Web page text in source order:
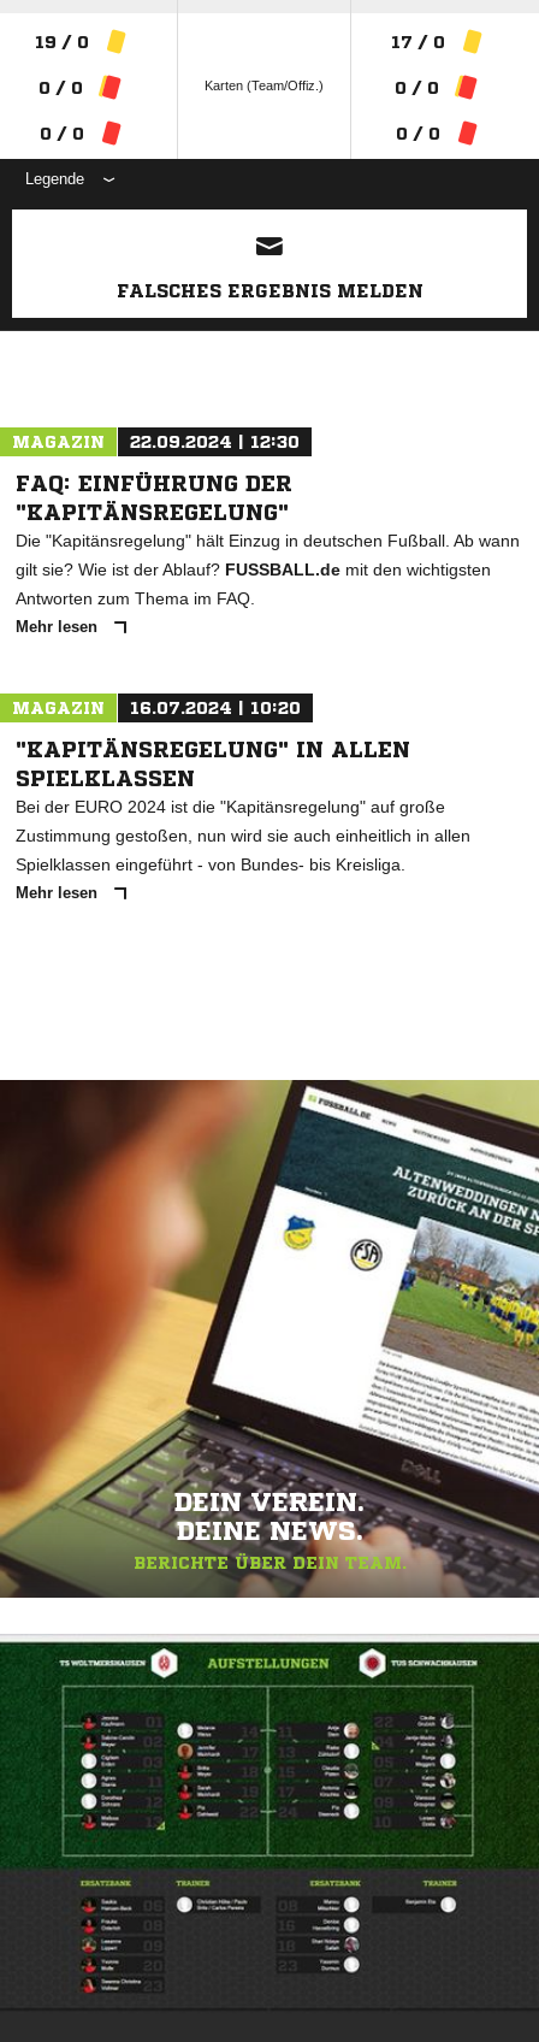
19 / 0
0 / 0
0 / 0
Karten (Team/Offiz.)
17 / 0
0 / 0
0 / 0
Legende
ANZEIGE
FALSCHES ERGEBNIS MELDEN
MAGAZIN 22.09.2024 | 12:30
FAQ: EINFÜHRUNG DER
"KAPITÄNSREGELUNG"
Die "Kapitänsregelung" hält Einzug in deutschen Fußball. Ab wann
gilt sie? Wie ist der Ablauf? FUSSBALL.de mit den wichtigsten
Antworten zum Thema im FAQ.
Mehr lesen
MAGAZIN 16.07.2024 | 10:20
"KAPITÄNSREGELUNG" IN ALLEN
SPIELKLASSEN
Bei der EURO 2024 ist die "Kapitänsregelung" auf große
Zustimmung gestoßen, nun wird sie auch einheitlich in allen
Spielklassen eingeführt - von Bundes- bis Kreisliga.
Mehr lesen
DEIN VEREIN.
DEINE NEWS.
BERICHTE ÜBER DEIN TEAM.